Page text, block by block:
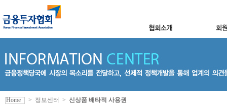
Home > 정보센터 > 신상품 배타적 사용권